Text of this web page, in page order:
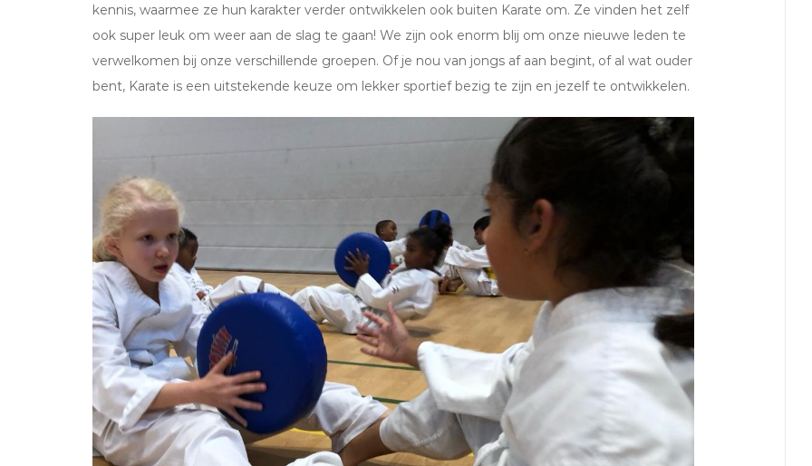
kennis, waarmee ze hun karakter verder ontwikkelen ook buiten Karate om. Ze vinden het zelf
ook super leuk om weer aan de slag te gaan! We zijn ook enorm blij om onze nieuwe leden te
verwelkomen bij onze verschillende groepen. Of je nou van jongs af aan begint, of al wat ouder
bent, Karate is een uitstekende keuze om lekker sportief bezig te zijn en jezelf te ontwikkelen.